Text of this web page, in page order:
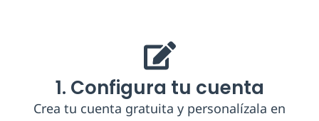
1. Configura tu cuenta
Crea tu cuenta gratuita y personalízala en